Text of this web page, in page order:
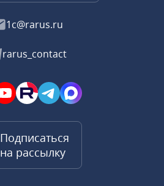
1c@rarus.ru
rarus_contact
Подписаться
на рассылку